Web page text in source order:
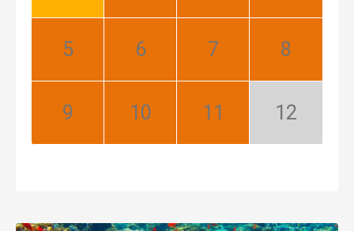
Květen:
Červen:
Červenec:
Srpen:
Září:
Říjen:
Listopad:
Prosinec: